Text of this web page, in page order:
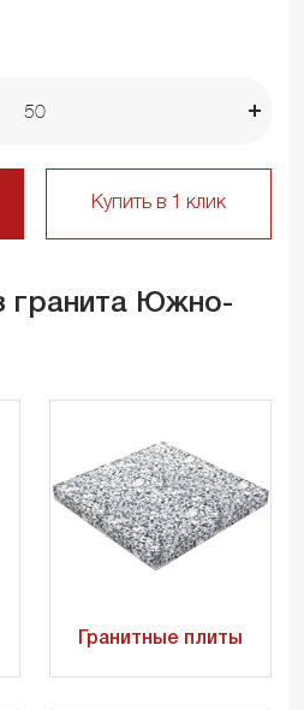
Купить в 1 клик
гранита Южно-
Гранитные плиты